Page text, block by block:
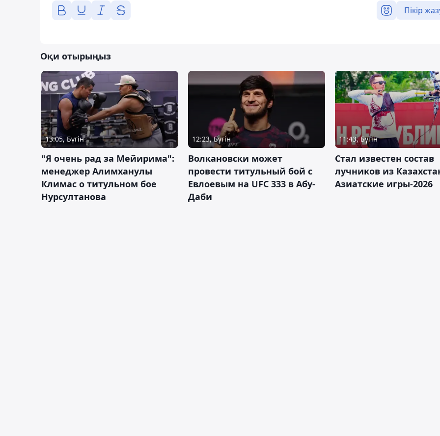
Пікір
Оқи отырыңыз
13:05, Бүгін
"Я очень рад за Мейирима":
менеджер Алимханулы
Климас о титульном бое
Нурсултанова
12:23, Бүгін
Волкановски может
провести титульный бой с
Евлоевым на UFC 333 в Абу-
Даби
11:43, Бүгін
Стал известен состав
лучников из
Азиатские игры-2026